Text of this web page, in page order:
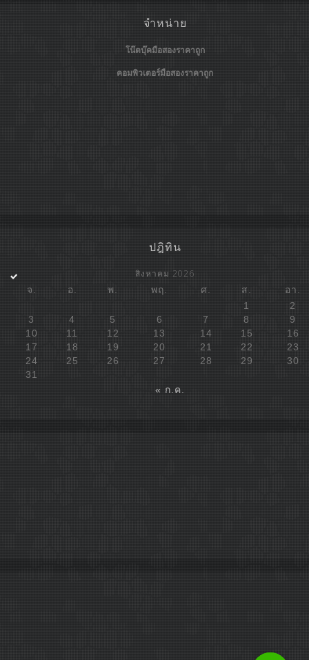
จำหน่าย
โน๊ตบุ๊คมือสองราคาถูก
คอมพิวเตอร์มือสองราคาถูก
ปฎิทิน
สิงหาคม 2026
จ. อ. พ. พฤ. ศ. ส.
อา.
1
2
3
4 5 6 7 8
9
10
11 12 13 14 15
16
17
18 19 20 21 22
23
24
25 26 27 28 29
30
31
« ก.ค.